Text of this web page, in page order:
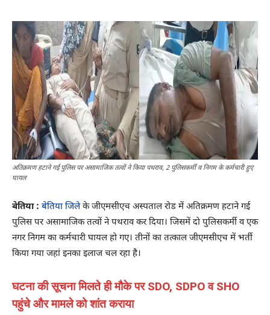
अतिक्रमण हटाने गई पुलिस पर असामाजिक तत्वों ने किया पथराव, 2 पुलिसकर्मी व निगम के कर्मचारी हुए
घायल
बेतिया : बेतिया जिलेके जीएमसीएच अस्पताल रोड में अतिक्रमण हटाने गई
पुलिस पर असामाजिक तत्वों ने पथराव कर दिया। जिसमें दो पुलिसकर्मी व एक
नगर निगम का कर्मचारी घायल हो गए। तीनों का तत्काल जीएमसीएच में भर्ती
किया गया जहां इनका इलाज चल रहा है।
घटना की सूचना मिलते ही मौके पर SDO, SDPO व SHO
पहुंचे और मामले को शांत कराया